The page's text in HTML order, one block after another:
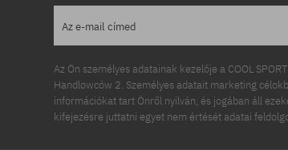
Az e-mail címed
Az Ön személyes adatainak kezelője a COOL
Handlowców 2. Személyes adatait marketing
információkat tart Önről nyilván, és jogában áll
kifejezésre juttatni egyet nem értését adatai